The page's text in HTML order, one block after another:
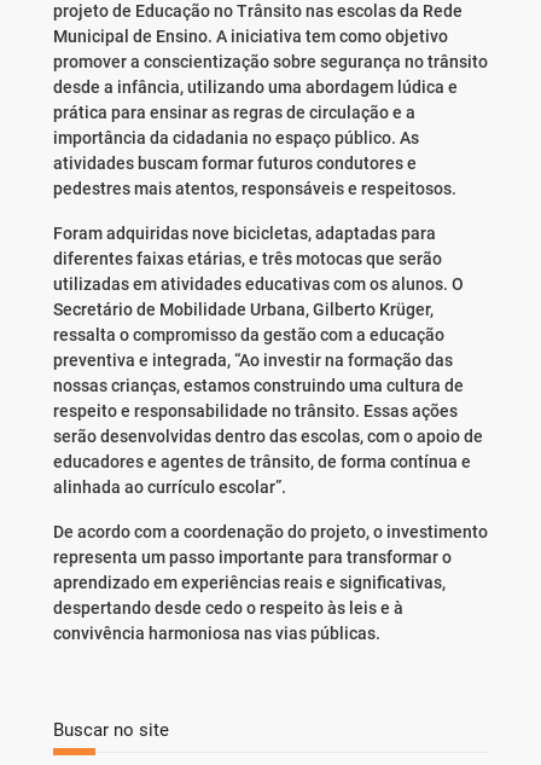
projeto de Educação no Trânsito nas escolas da Rede
Municipal de Ensino. A iniciativa tem como objetivo
promover a conscientização sobre segurança no trânsito
desde a infância, utilizando uma abordagem lúdica e
prática para ensinar as regras de circulação e a
importância da cidadania no espaço público. As
atividades buscam formar futuros condutores e
pedestres mais atentos, responsáveis e respeitosos.
Foram adquiridas nove bicicletas, adaptadas para
diferentes faixas etárias, e três motocas que serão
utilizadas em atividades educativas com os alunos. O
Secretário de Mobilidade Urbana, Gilberto Krüger,
ressalta o compromisso da gestão com a educação
preventiva e integrada, “Ao investir na formação das
nossas crianças, estamos construindo uma cultura de
respeito e responsabilidade no trânsito. Essas ações
serão desenvolvidas dentro das escolas, com o apoio de
educadores e agentes de trânsito, de forma contínua e
alinhada ao currículo escolar”.
De acordo com a coordenação do projeto, o investimento
representa um passo importante para transformar o
aprendizado em experiências reais e significativas,
despertando desde cedo o respeito às leis e à
convivência harmoniosa nas vias públicas.
Buscar no site